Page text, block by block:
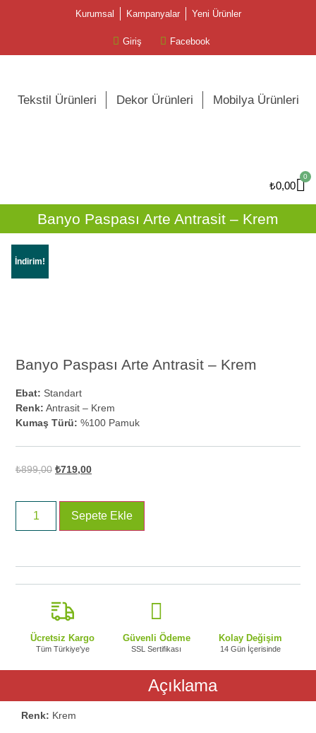
Kurumsal Kampanyalar Yeni Ürünler
Giriş Facebook
Tekstil Ürünleri Dekor Ürünleri Mobilya Ürünleri
₺0,00
0
Banyo Paspası Arte Antrasit – Krem
İndirim!
Banyo Paspası Arte Antrasit – Krem
Ebat: Standart
Renk: Antrasit – Krem
Kumaş Türü: %100 Pamuk
₺899,00 ₺719,00
Sepete Ekle
Ücretsiz Kargo
Tüm Türkiye'ye
Güvenli Ödeme
SSL Sertifikası
Kolay Değişim
14 Gün İçerisinde
Açıklama
Renk: Krem